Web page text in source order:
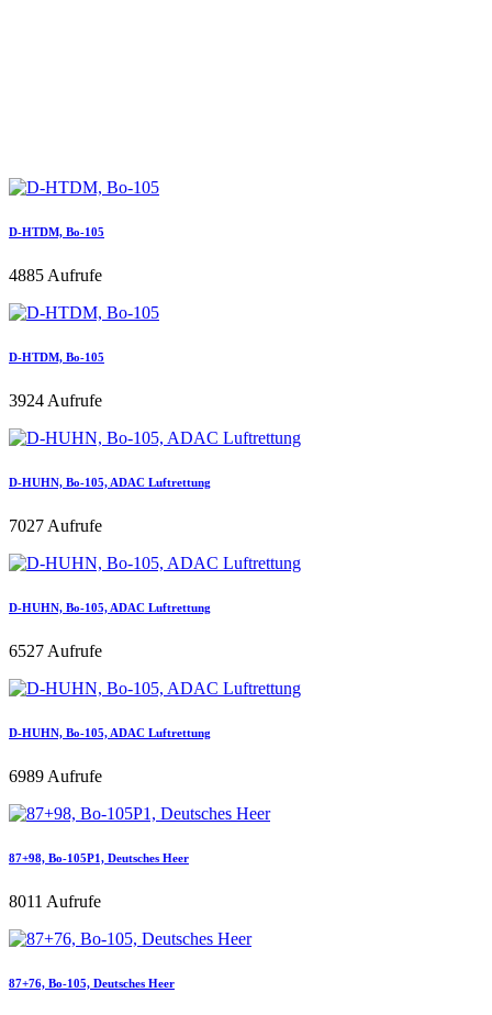
D-HTDM, Bo-105
4885 Aufrufe
D-HTDM, Bo-105
3924 Aufrufe
D-HUHN, Bo-105, ADAC Luftrettung
7027 Aufrufe
D-HUHN, Bo-105, ADAC Luftrettung
6527 Aufrufe
D-HUHN, Bo-105, ADAC Luftrettung
6989 Aufrufe
87+98, Bo-105P1, Deutsches Heer
8011 Aufrufe
87+76, Bo-105, Deutsches Heer